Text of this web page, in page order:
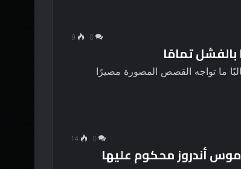
0
9
ما تواجه القصص المصورة مصيرًا
0
14
أندروز محكوم عليها